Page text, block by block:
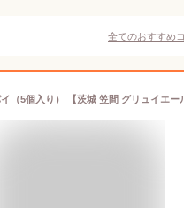
全てのおすすめ